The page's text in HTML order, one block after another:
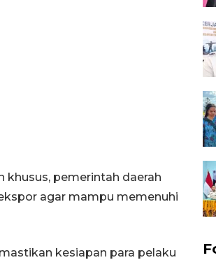
khusus, pemerintah daerah
agar mampu memenuhi
kesiapan para pelaku